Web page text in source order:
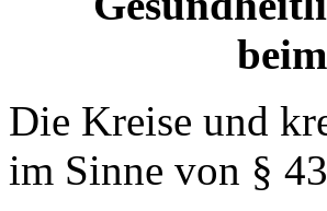
Die Kreise und
im Sinne von §